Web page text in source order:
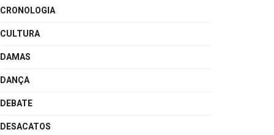
CRONOLOGIA
CULTURA
DAMAS
DANÇA
DEBATE
DESACATOS